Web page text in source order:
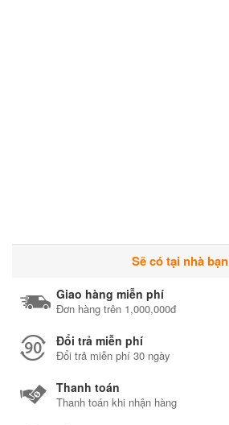
Sẽ có tại nhà bạn
Giao hàng miễn phí
Đơn hàng trên 1,000,000đ
Đổi trả miễn phí
Đổi trả miễn phí 30 ngày
Thanh toán
Thanh toán khi nhận hàng